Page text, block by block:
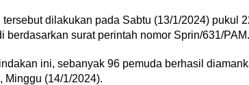
tersebut dilakukan pada Sabtu (13/1/2024) pukul
berdasarkan surat perintah nomor Sprin/631/
ini, sebanyak 96 pemuda berhasil
Minggu (14/1/2024).